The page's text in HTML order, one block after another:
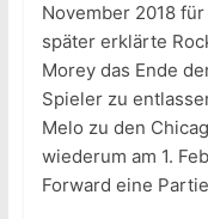
November 2018
später erklärte
Morey das Ende
Spieler zu
Melo zu den
wiederum am 1.
Forward eine